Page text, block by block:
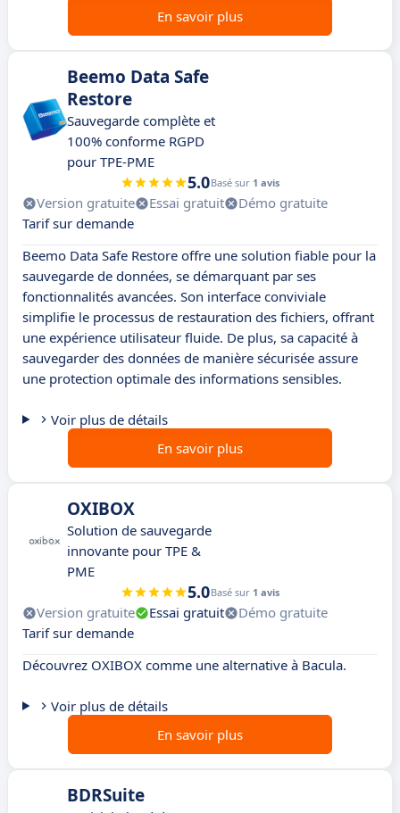
En savoir plus
Beemo Data Safe
Restore
Sauvegarde complète et
100% conforme RGPD
pour TPE-PME
5.0Basé sur 1 avis
Version gratuite Essai gratuit
Démo gratuite
Tarif sur demande
Beemo Data Safe Restore offre une solution fiable pour la
sauvegarde de données, se démarquant par ses
fonctionnalités avancées. Son interface conviviale
simplifie le processus de restauration des fichiers, offrant
une expérience utilisateur fluide. De plus, sa capacité à
sauvegarder des données de manière sécurisée assure
une protection optimale des informations sensibles.
Voir plus de détails
En savoir plus
OXIBOX
Solution de sauvegarde
innovante pour TPE &
PME
5.0Basé sur 1 avis
Version gratuite Essai gratuit
Démo gratuite
Tarif sur demande
Découvrez OXIBOX comme une alternative à Bacula.
Voir plus de détails
En savoir plus
BDRSuite